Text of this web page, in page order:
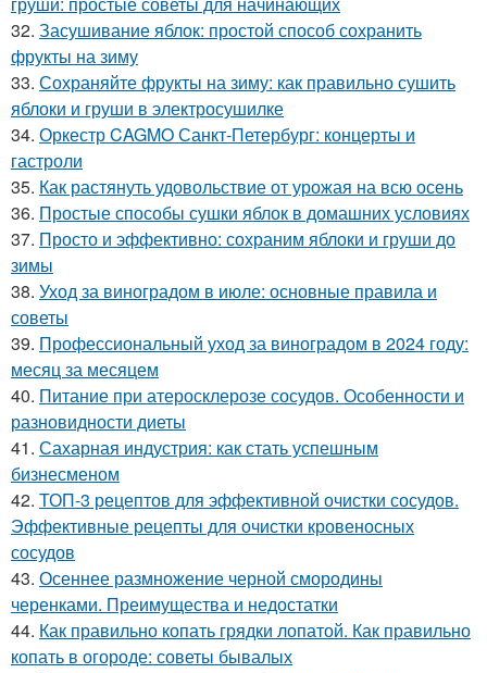
32. Засушивание яблок: простой способ сохранить
фрукты на зиму
33. Сохраняйте фрукты на зиму: как правильно сушить
яблоки и груши в электросушилке
34. Оркестр CAGMO Санкт-Петербург: концерты и
гастроли
35. Как растянуть удовольствие от урожая на всю осень
36. Простые способы сушки яблок в домашних условиях
37. Просто и эффективно: сохраним яблоки и груши до
зимы
38. Уход за виноградом в июле: основные правила и
советы
39. Профессиональный уход за виноградом в 2024 году:
месяц за месяцем
40. Питание при атеросклерозе сосудов. Особенности и
разновидности диеты
41. Сахарная индустрия: как стать успешным
бизнесменом
42. ТОП-3 рецептов для эффективной очистки сосудов.
Эффективные рецепты для очистки кровеносных
сосудов
43. Осеннее размножение черной смородины
черенками. Преимущества и недостатки
44. Как правильно копать грядки лопатой. Как правильно
копать в огороде: советы бывалых